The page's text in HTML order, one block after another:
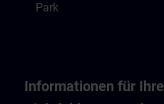
Park
Informationen für